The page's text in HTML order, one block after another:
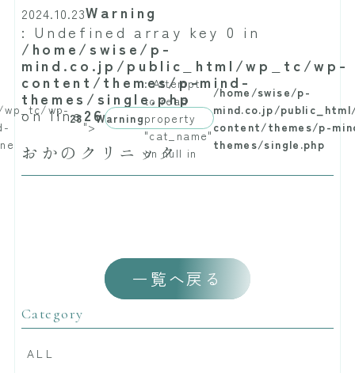
2024.10.23Warning
: Undefined array key 0 in
/home/swise/p-
mind.co.jp/public_html/wp_tc/wp-
content/themes/p-mind-
themes/single.php
on line26
wp_tc/wp-
28
">
Warning
: Attempt
to read
property
"cat_name"
on null in
/home/swise/p-
mind.co.jp/
content/themes/p-
themes/single.php
おかのクリニック
一覧へ戻る
Category
ALL